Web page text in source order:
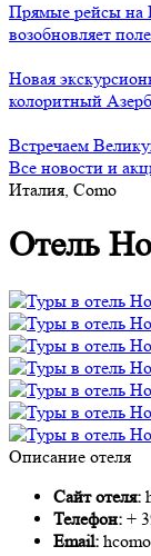
Прямые рейсы на
возобновляет
Новая
колоритный
Встречаем
Все новости и
Италия, Como
Отель
Описание отеля
Сайт отеля:
Телефон: +
Email: